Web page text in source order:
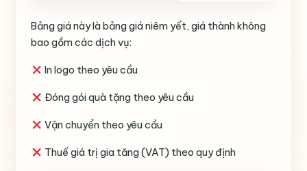
Bảng giá này là bảng giá niêm yết, giá thành không
bao gồm các dịch vụ:
In logo theo yêu cầu
Đóng gói quà tặng theo yêu cầu
Vận chuyển theo yêu cầu
Thuế giá trị gia tăng (VAT) theo quy định